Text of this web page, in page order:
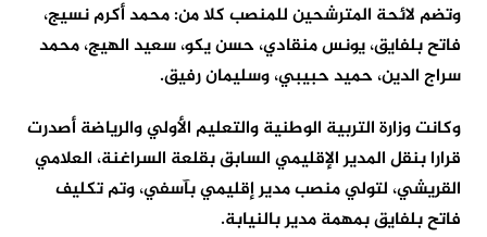
وتضم لائحة المترشحين للمنصب كلا من: محمد أكرم نسيج،
فاتح بلفايق، يونس منقادي، حسن يكو، سعيد الهيج، محمد
سراج الدين، حميد حبيبي، وسليمان رفيق.
وكانت وزارة التربية الوطنية والتعليم الأولي والرياضة أصدرت
قرارا بنقل المدير الإقليمي السابق بقلعة السراغنة، العلامي
القريشي، لتولي منصب مدير إقليمي بآسفي، وتم تكليف
فاتح بلفايق بمهمة مدير بالنيابة.